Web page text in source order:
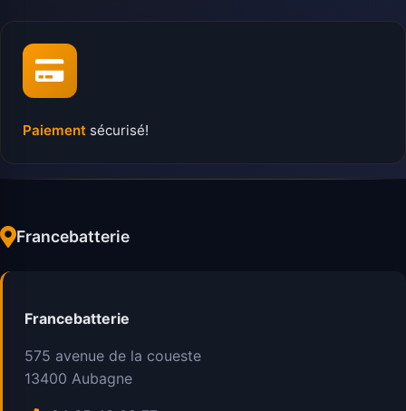
Paiement sécurisé!
Francebatterie
Francebatterie
575 avenue de la coueste
13400 Aubagne